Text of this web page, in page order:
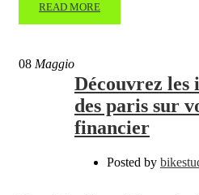
READ MORE
08 Maggio
Découvrez les
des paris sur
financier
Posted by